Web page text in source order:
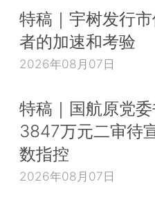
特稿｜宇树发行
者的加速和考验
2026年08月07日
特稿｜国航原党
3847万元二审待
数指控
2026年08月07日